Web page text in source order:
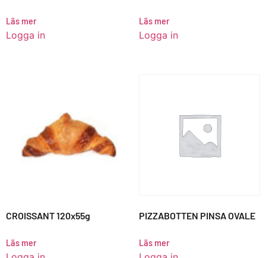
Läs mer
Logga in
Läs mer
Logga in
CROISSANT 120x55g
Läs mer
PIZZABOTTEN PINSA OVALE
Läs mer